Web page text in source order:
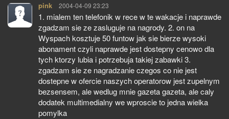
pink pisze:
2004-04-09 23:23
1. mialem ten telefonik w rece w te wakacje i naprawde
zgadzam sie ze zasluguje na nagrody. 2. on na
Wyspach kosztuje 50 funtow jak sie bierze wysoki
abonament czyli naprawde jest dostepny cenowo dla
tych ktorzy lubia i potrzebuja takiej zabawki 3.
zgadzam sie ze nagradzanie czegos co nie jest
dostepne w ofercie naszych operatorow jest zupelnym
bezsensem, ale wedlug mnie gazeta gazeta, ale caly
dodatek multimedialny we wproscie to jedna wielka
pomylka